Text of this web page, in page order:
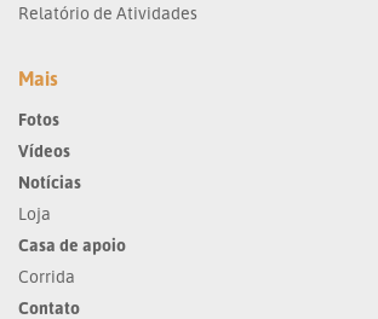
Relatório de Atividades
Mais
Fotos
Vídeos
Notícias
Loja
Casa de apoio
Corrida
Contato